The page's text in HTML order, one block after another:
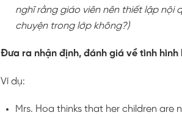
nghĩ rằng giáo viên nên thiết lập nội
chuyện trong lớp không?)
Đưa ra nhận định, đánh giá về tình hình
Ví dụ:
Mrs. Hoa thinks that her children